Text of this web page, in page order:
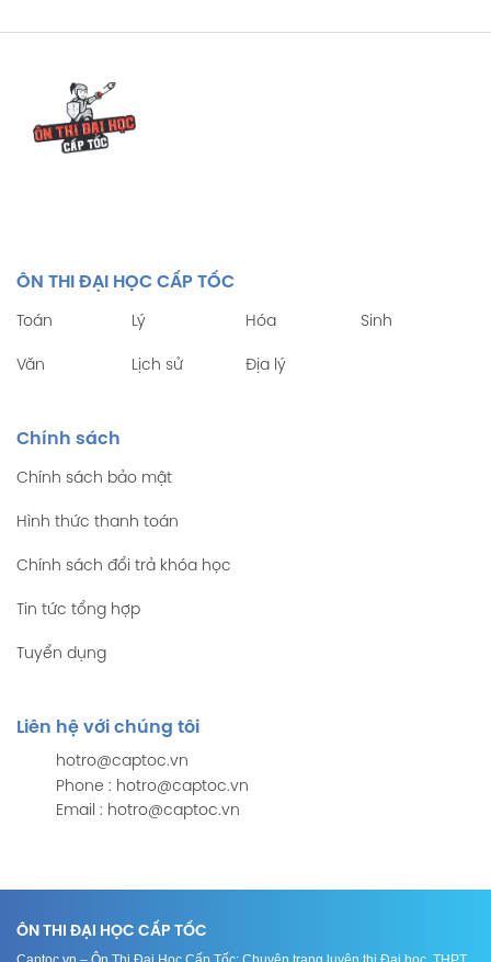
ÔN THI ĐẠI HỌC CẤP TỐC
Toán Lý Hóa Sinh
Văn Lịch sử Địa lý
Chính sách
Chính sách bảo mật
Hình thức thanh toán
Chính sách đổi trả khóa học
Tin tức tổng hợp
Tuyển dụng
Liên hệ với chúng tôi
hotro@captoc.vn
Phone : hotro@captoc.vn
Email : hotro@captoc.vn
ÔN THI ĐẠI HỌC CẤP TỐC